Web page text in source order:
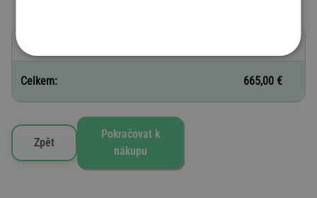
Celkem: 665,00 €
Zpět
Pokračovat k
nákupu